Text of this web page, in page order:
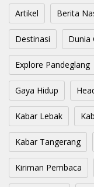
Artikel Berita
Destinasi Dunia
Explore Pandeglang
Gaya Hidup
Kabar Lebak
Kabar Tangerang
Kiriman Pembaca